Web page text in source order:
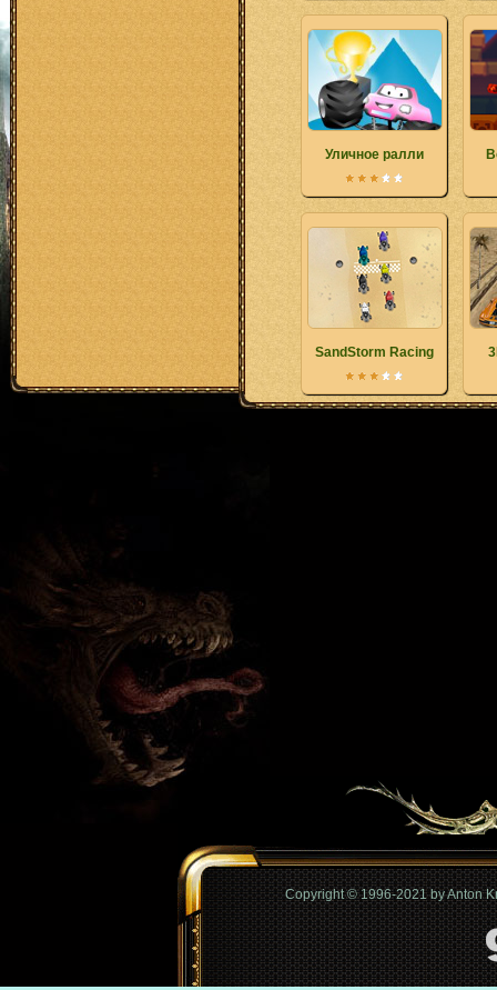
Уличное ралли
SandStorm Racing
Copyright © 1996-2021 by Anton